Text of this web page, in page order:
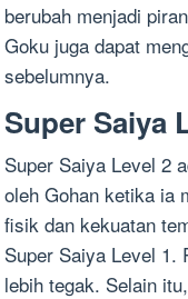
berubah menjadi
Goku juga dapat
sebelumnya.
Super Saiya
Super Saiya Level 2
oleh Gohan ketika ia
fisik dan kekuatan
Super Saiya Level 1.
lebih tegak. Selain